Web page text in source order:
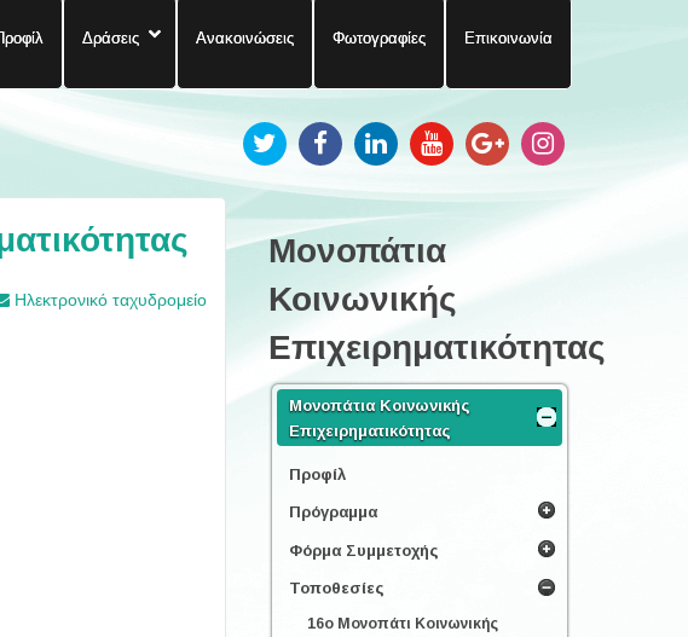
Δράσεις Ανακοινώσεις Φωτογραφίες Επικοινωνία
Ηλεκτρονικό ταχυδρομείο
Μονοπάτια
Κοινωνικής
Επιχειρηματικότητας
Μονοπάτια Κοινωνικής
Επιχειρηματικότητας
Προφίλ
Πρόγραμμα
Φόρμα Συμμετοχής
Τοποθεσίες
16o Μονοπάτι Κοινωνικής